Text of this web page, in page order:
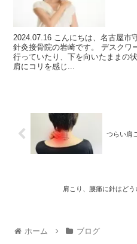
2024.07.16 こんにちは、名古屋市
針灸接骨院の岩崎です。 デスクワ
行っていたり、下を向いたままの
肩にコリを感じ...
つらい肩
肩こり、腰痛に針はどう
ホーム ブログ